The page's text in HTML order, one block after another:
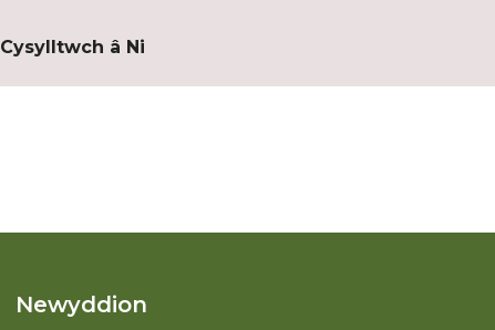
Cysylltwch â Ni
Newyddion